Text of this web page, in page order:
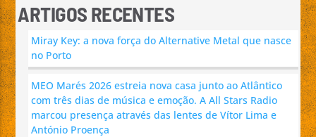
ARTIGOS RECENTES
Miray Key: a nova força do Alternative Metal que nasce
no Porto
MEO Marés 2026 estreia nova casa junto ao Atlântico
com três dias de música e emoção. A All Stars Radio
marcou presença através das lentes de Vítor Lima e
António Proença